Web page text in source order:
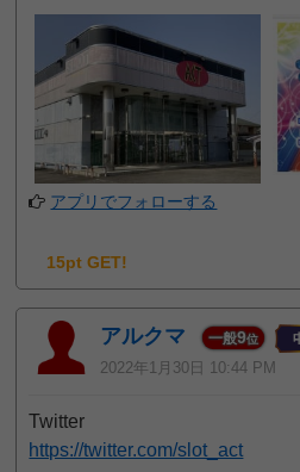
アプリでフォローする
15pt GET!
アルクマ 一般9位
2022年1月30日 10:44 PM
Twitter
https://twitter.com/slot_act